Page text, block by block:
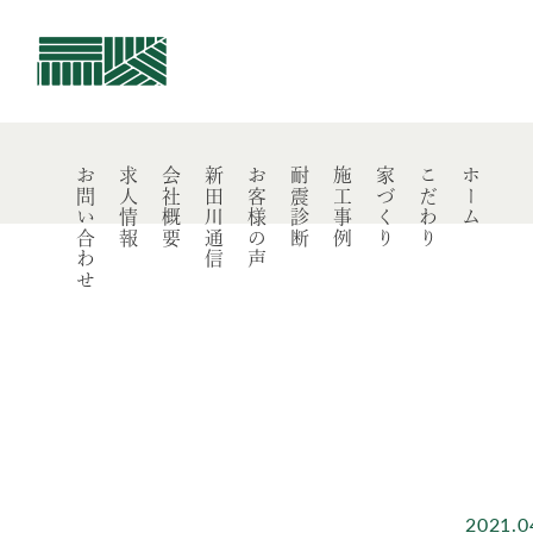
ホーム
こだわり
家づくり
施工事例
耐震診断
お客様の声
新田川通信
会社概要
求人情報
お問い合わせ